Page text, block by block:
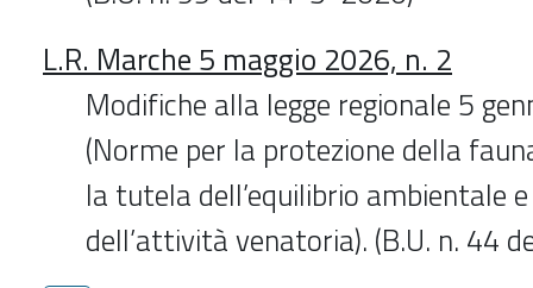
L.R. Marche 5 maggio 2026, n. 2
Modifiche alla legge regionale 5
(Norme per la protezione della
la tutela dell’equilibrio ambientale
dell’attività venatoria). (B.U. n. 44